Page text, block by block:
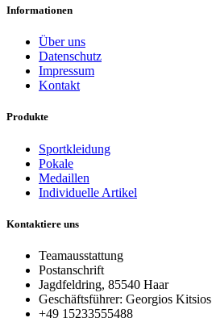
Informationen
Über uns
Datenschutz
Impressum
Kontakt
Produkte
Sportkleidung
Pokale
Medaillen
Individuelle Artikel
Kontaktiere uns
Teamausstattung
Postanschrift
Jagdfeldring, 85540 Haar
Geschäftsführer: Georgios Kitsios
+49 15233555488